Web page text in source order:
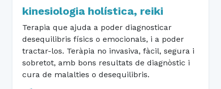
kinesiologia holística, reiki
Terapia que ajuda a poder diagnosticar
desequilibris físics o emocionals, i a poder
tractar-los. Teràpia no invasiva, fàcil, segura i
sobretot, amb bons resultats de diagnòstic i
cura de malalties o desequilibris.